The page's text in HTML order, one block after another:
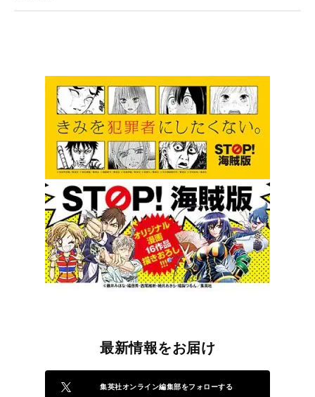
最新情報をお届け
集英社オンライン編集部をフォローする